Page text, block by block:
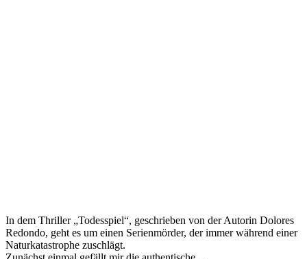
In dem Thriller „Todesspiel“, geschrieben von der Autorin Dolores
Redondo, geht es um einen Serienmörder, der immer während einer
Naturkatastrophe zuschlägt.